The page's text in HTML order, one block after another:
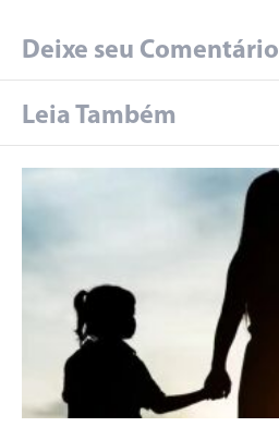
Deixe seu Comentário
Leia Também